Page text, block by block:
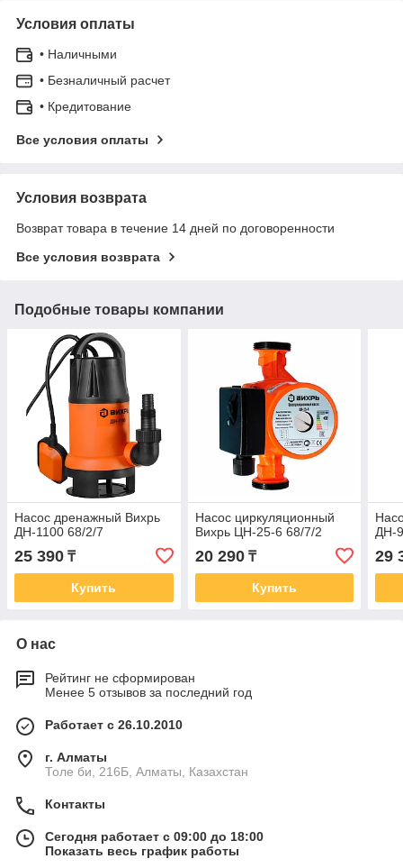
Условия оплаты
• Наличными
• Безналичный расчет
• Кредитование
Все условия оплаты
Условия возврата
Возврат товара в течение 14 дней по договоренности
Все условия возврата
Подобные товары компании
Насос дренажный Вихрь
ДН-1100 68/2/7
25 390 ₸
Купить
Насос циркуляционный
Вихрь ЦН-25-6 68/7/2
20 290₸
Купить
ДН-
29
О нас
Рейтинг не сформирован
Менее 5 отзывов за последний год
Работает с 26.10.2010
г. Алматы
Толе би, 216Б, Алматы, Казахстан
Контакты
Сегодня работает с 09:00 до 18:00
Показать весь график работы